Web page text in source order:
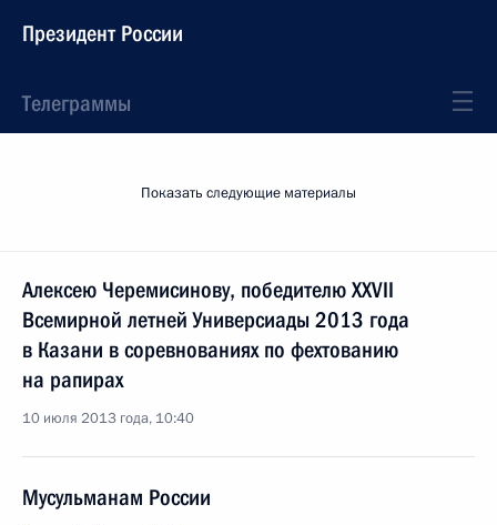
Президент России
Телеграммы
Показать следующие материалы
Алексею Черемисинову, победителю XXVII
Всемирной летней Универсиады 2013 года
в Казани в соревнованиях по фехтованию
на рапирах
10 июля 2013 года, 10:40
Мусульманам России